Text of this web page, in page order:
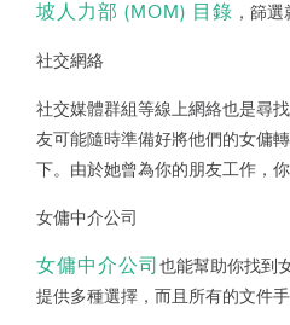
坡人力部 (MOM) 目錄 ，篩選
社交網絡
社交媒體群組等線上網絡也是尋
友可能隨時準備好將他們的女傭
下。由於她曾為你的朋友工作，
女傭中介公司
女傭中介公司 也能幫助你找到
提供多種選擇，而且所有的文件